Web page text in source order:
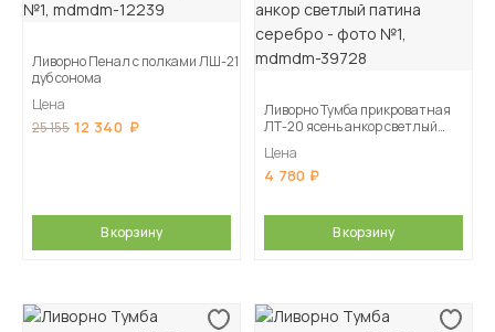
Ливорно Пенал с полками ЛШ-21
дуб сонома
Цена
25 155 12 340
В корзину
Ливорно Тумба прикроватная
ЛТ-20 ясень анкор светлый
Цена
4 780
В корзину